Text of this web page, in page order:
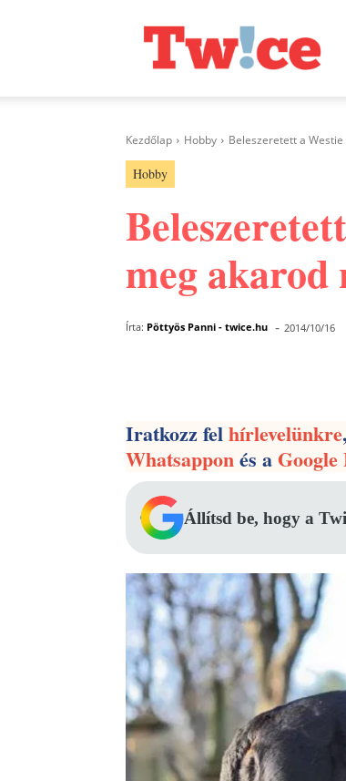
Kezdőlap Hobby Beleszeretett a
Hobby
meg akarod
Írta: Pöttyös Panni - twice.hu - 2014/10/16
Iratkozz felhírlevelünkre
Whatsapponés a
Állítsd be, hogy a